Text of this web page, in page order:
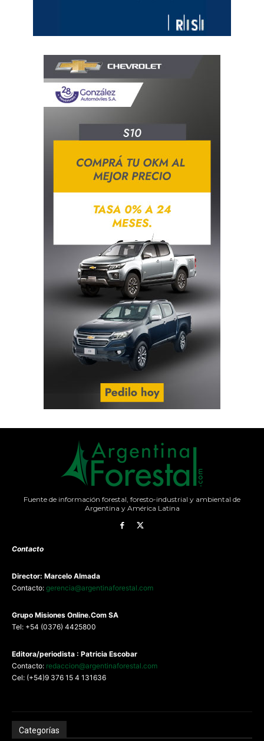
Fuente de información forestal, foresto-industrial y ambiental de
Argentina y América Latina
Contacto
Director: Marcelo Almada
Contacto: gerencia@argentinaforestal.com
Grupo Misiones Online.Com SA
Tel: +54 (0376) 4425800
Editora/periodista : Patricia Escobar
Contacto: redaccion@argentinaforestal.com
Cel: (+54)9 376 15 4 131636
Categorías